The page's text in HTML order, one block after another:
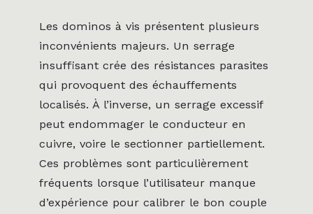
Les dominos à vis présentent plusieurs
inconvénients majeurs. Un serrage
insuffisant crée des résistances parasites
qui provoquent des échauffements
localisés. À l’inverse, un serrage excessif
peut endommager le conducteur en
cuivre, voire le sectionner partiellement.
Ces problèmes sont particulièrement
fréquents lorsque l’utilisateur manque
d’expérience pour calibrer le bon couple